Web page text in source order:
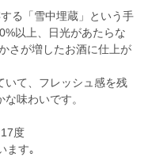
る「雪中埋蔵」という手
以上、日光があたらな
さが増したお酒に仕上が
いて、フレッシュ感を残
味わいです。
度
ます｡